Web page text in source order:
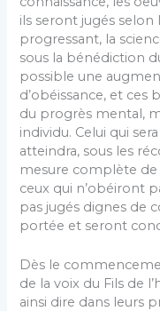
ils seront jugés selon
progressant, la
sous la bénédiction
possible une
d’obéissance, et ces
du progrès mental,
individu. Celui qui
atteindra, sous les
mesure complète de
ceux qui n’obéiront
pas jugés dignes de
portée et seront
Dès le
de la voix du Fils de
ainsi dire dans leurs